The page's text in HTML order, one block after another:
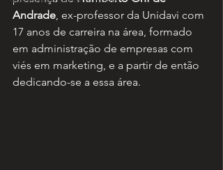
Andrade, ex-professor da Unidavi com
17 anos de carreira na área, formado
em administração de empresas com
viés em marketing, e a partir de então
dedicando-se a essa área.